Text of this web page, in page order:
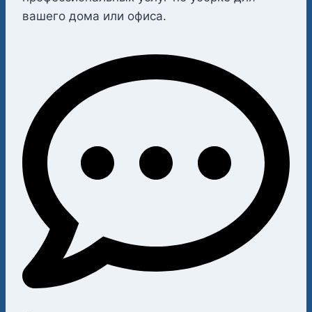
вашего дома или офиса.